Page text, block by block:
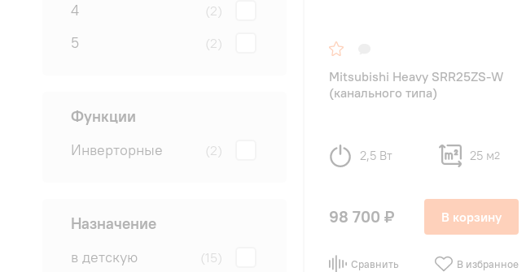
4 (2)
5 (2)
Функции
Инверторные (2)
Назначение
в детскую (15)
Mitsubishi Heavy SRR25ZS-W
(канального типа)
2,5 Вт 25 м2
98 700 ₽ В корзину
Сравнить В избранное